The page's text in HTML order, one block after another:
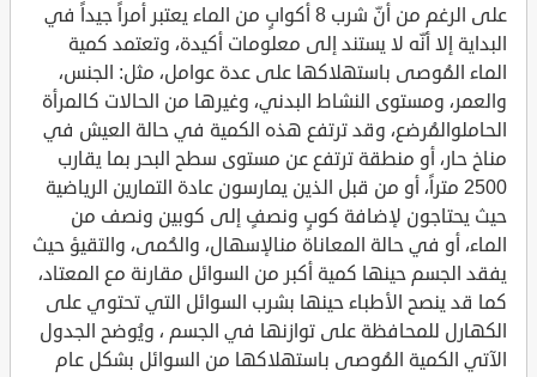
على الرغم من أنّ شرب 8 أكوابٍ من الماء يعتبر أمراً جيداً في
البداية إلا أنّه لا يستند إلى معلومات أكيدة، وتعتمد كمية
الماء المُوصى باستهلاكها على عدة عوامل، مثل: الجنس،
والعمر، ومستوى النشاط البدني، وغيرها من الحالات كالمرأة
الحاملوالمُرضع، وقد ترتفع هذه الكمية في حالة العيش في
مناخ حار، أو منطقة ترتفع عن مستوى سطح البحر بما يقارب
2500 متراً، أو من قبل الذين يمارسون عادة التمارين الرياضية
حيث يحتاجون لإضافة كوبٍ ونصفٍ إلى كوبين ونصف من
الماء، أو في حالة المعاناة منالإسهال، والحُمى، والتقيؤ حيث
يفقد الجسم حينها كمية أكبر من السوائل مقارنة مع المعتاد،
كما قد ينصح الأطباء حينها بشرب السوائل التي تحتوي على
الكهارل للمحافظة على توازنها في الجسم ، ويُوضح الجدول
الآتي الكمية المُوصى باستهلاكها من السوائل بشكل عام